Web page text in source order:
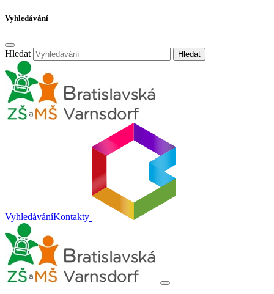
Vyhledávání
Hledat Hledat
VyhledáváníKontakty